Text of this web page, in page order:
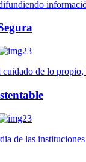
de lo
de las